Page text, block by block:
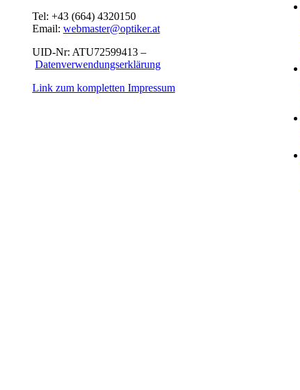
Tel: +43 (664) 4320150
Email: webmaster@optiker.at
UID-Nr: ATU72599413 –
Datenverwendungserklärung
Link zum kompletten Impressum